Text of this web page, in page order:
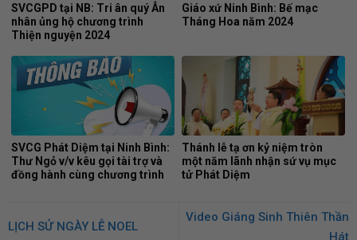
SVCGPD tại NB: Tri ân quý Ân
nhân ủng hộ chương trình
Thiện nguyện 2024
Giáo xứ Ninh Bình: Bế mạc
Tháng Hoa năm 2024
SVCG Phát Diệm tại Ninh Bình:
Thư Ngỏ v/v kêu gọi tài trợ và
đồng hành cùng chương trình
Thánh lễ tạ ơn kỷ niệm tròn
một năm lãnh nhận sứ vụ mục
tử Phát Diệm
LỊCH SỬ NGÀY LỄ NOEL
Video Giáng Sinh Thiên Thần
Hát